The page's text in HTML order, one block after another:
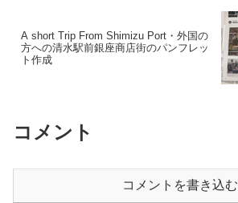
A short Trip From Shimizu Port・外国の
方への清水駅前銀座商店街のパンフレッ
ト作成
コメント
コメントを書き込む